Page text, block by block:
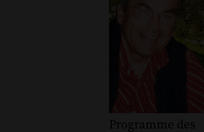
Programme des